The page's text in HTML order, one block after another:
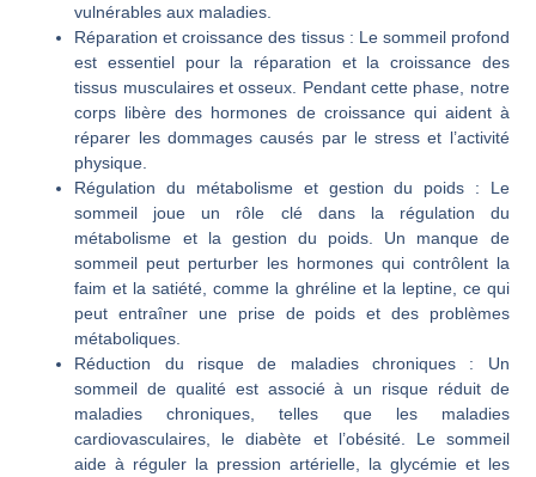
vulnérables aux maladies.
Réparation et croissance des tissus: Le sommeil profond
est essentiel pour la réparation et la croissance des
tissus musculaires et osseux. Pendant cette phase, notre
corps libère des hormones de croissance qui aident à
réparer les dommages causés par le stress et l’activité
physique.
Régulation du métabolisme et gestion du poids : Le
sommeil joue un rôle clé dans la régulation du
métabolisme et la gestion du poids. Un manque de
sommeil peut perturber les hormones qui contrôlent la
faim et la satiété, comme la ghréline et la leptine, ce qui
peut entraîner une prise de poids et des problèmes
métaboliques.
Réduction du risque de maladies chroniques: Un
sommeil de qualité est associé à un risque réduit de
maladies chroniques, telles que les maladies
cardiovasculaires, le diabète et l’obésité. Le sommeil
aide à réguler la pression artérielle, la glycémie et les